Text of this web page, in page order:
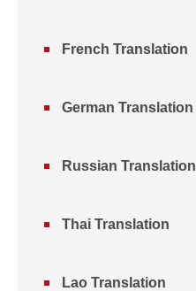
French Translation
German Translation
Russian Translation
Thai Translation
Lao Translation